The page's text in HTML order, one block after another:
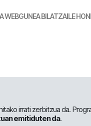
WEBGUNEA BILATZAILE
irrati zerbitzua da.
emitiduten da.